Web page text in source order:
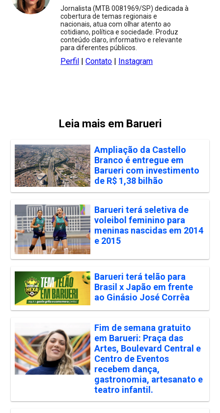
Jornalista (MTB 0081969/SP) dedicada à
cobertura de temas regionais e
nacionais, atua com olhar atento ao
cotidiano, política e sociedade. Produz
conteúdo claro, informativo e relevante
para diferentes públicos.
Perfil |Contato | Instagram
Leia mais em Barueri
Ampliação da Castello
Branco é entregue em
Barueri com investimento
de R$ 1,38 bilhão
Barueri terá seletiva de
voleibol feminino para
meninas nascidas em 2014
e 2015
Barueri terá telão para
Brasil x Japão em frente
ao Ginásio José Corrêa
Fim de semana gratuito
em Barueri: Praça das
Artes, Boulevard Central e
Centro de Eventos
recebem dança,
gastronomia, artesanato e
teatro infantil.